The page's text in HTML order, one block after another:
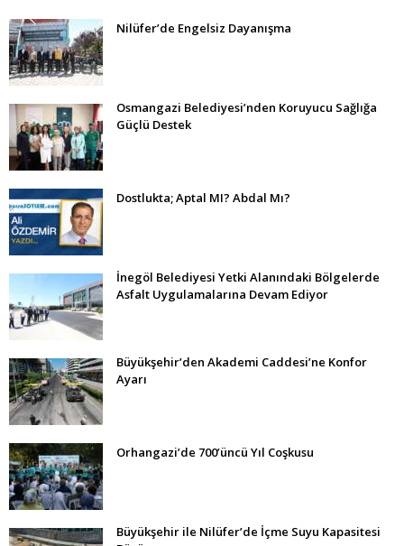
Nilüfer’de Engelsiz Dayanışma
Osmangazi Belediyesi’nden Koruyucu Sağlığa
Güçlü Destek
Dostlukta; Aptal MI? Abdal Mı?
İnegöl Belediyesi Yetki Alanındaki Bölgelerde
Asfalt Uygulamalarına Devam Ediyor
Büyükşehir’den Akademi Caddesi’ne Konfor
Ayarı
Orhangazi’de 700’üncü Yıl Coşkusu
Büyükşehir ile Nilüfer’de İçme Suyu Kapasitesi